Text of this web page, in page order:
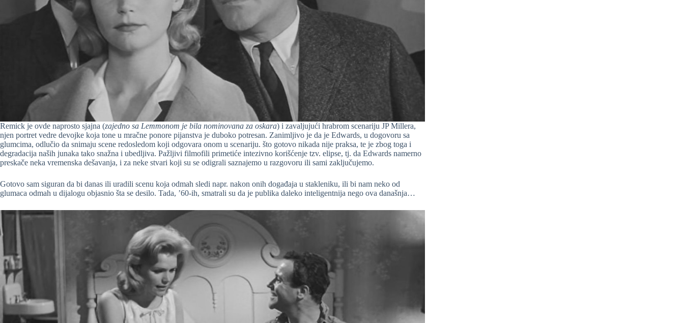
Remick je ovde naprosto sjajna (zajedno sa Lemmonom je bila nominovana za oskara) i zavaljujući hrabrom scenariju JP Millera,
njen portret vedre devojke koja tone u mračne ponore pijanstva je duboko potresan. Zanimljivo je da je Edwards, u dogovoru sa
glumcima, odlučio da snimaju scene redosledom koji odgovara onom u scenariju. što gotovo nikada nije praksa, te je zbog toga i
degradacija naših junaka tako snažna i ubedljiva. Pažljivi filmofili primetiće intezivno korišćenje tzv. elipse, tj. da Edwards namerno
preskače neka vremenska dešavanja, i za neke stvari koji su se odigrali saznajemo u razgovoru ili sami zaključujemo.
Gotovo sam siguran da bi danas ili uradili scenu koja odmah sledi napr. nakon onih događaja u stakleniku, ili bi nam neko od
glumaca odmah u dijalogu objasnio šta se desilo. Tada, ’60-ih, smatrali su da je publika daleko inteligentnija nego ova današnja…